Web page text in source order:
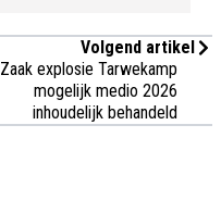
Volgend artikel
Zaak explosie Tarwekamp
mogelijk medio 2026
inhoudelijk behandeld